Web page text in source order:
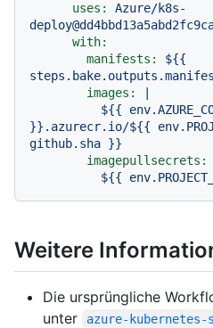
uses:
Azure/k8s-
with:
manifests:
${{
images:
}}.azurecr.io/${{
imagepullsecrets:
Weitere
Die ursprüngliche
unter
azure-kubernetes-